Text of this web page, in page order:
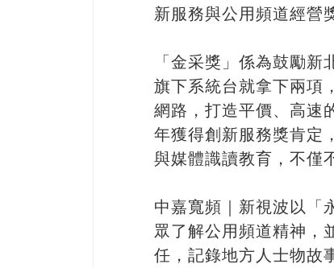
新服務與公用頻道經營
「金采獎」係為鼓勵
旗下系統台就拿下兩項
網路，打造平價、高速
年獲得創新服務獎肯定
與媒體識讀教育，不僅
中嘉寬頻｜新視波以「
眾了解公用頻道精神，
任，記錄地方人士物故